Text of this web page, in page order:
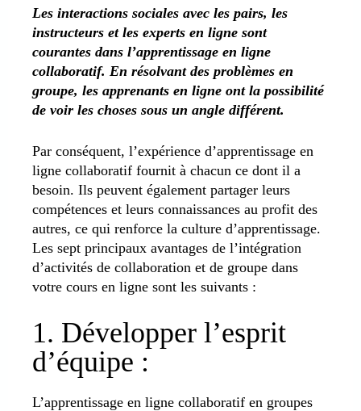
Les interactions sociales avec les pairs, les
instructeurs et les experts en ligne sont
courantes dans l’apprentissage en ligne
collaboratif. En résolvant des problèmes en
groupe, les apprenants en ligne ont la possibilité
de voir les choses sous un angle différent.
Par conséquent, l’expérience d’apprentissage en
ligne collaboratif fournit à chacun ce dont il a
besoin. Ils peuvent également partager leurs
compétences et leurs connaissances au profit des
autres, ce qui renforce la culture d’apprentissage.
Les sept principaux avantages de l’intégration
d’activités de collaboration et de groupe dans
votre cours en ligne sont les suivants :
1. Développer l’esprit
d’équipe :
L’apprentissage en ligne collaboratif en groupes